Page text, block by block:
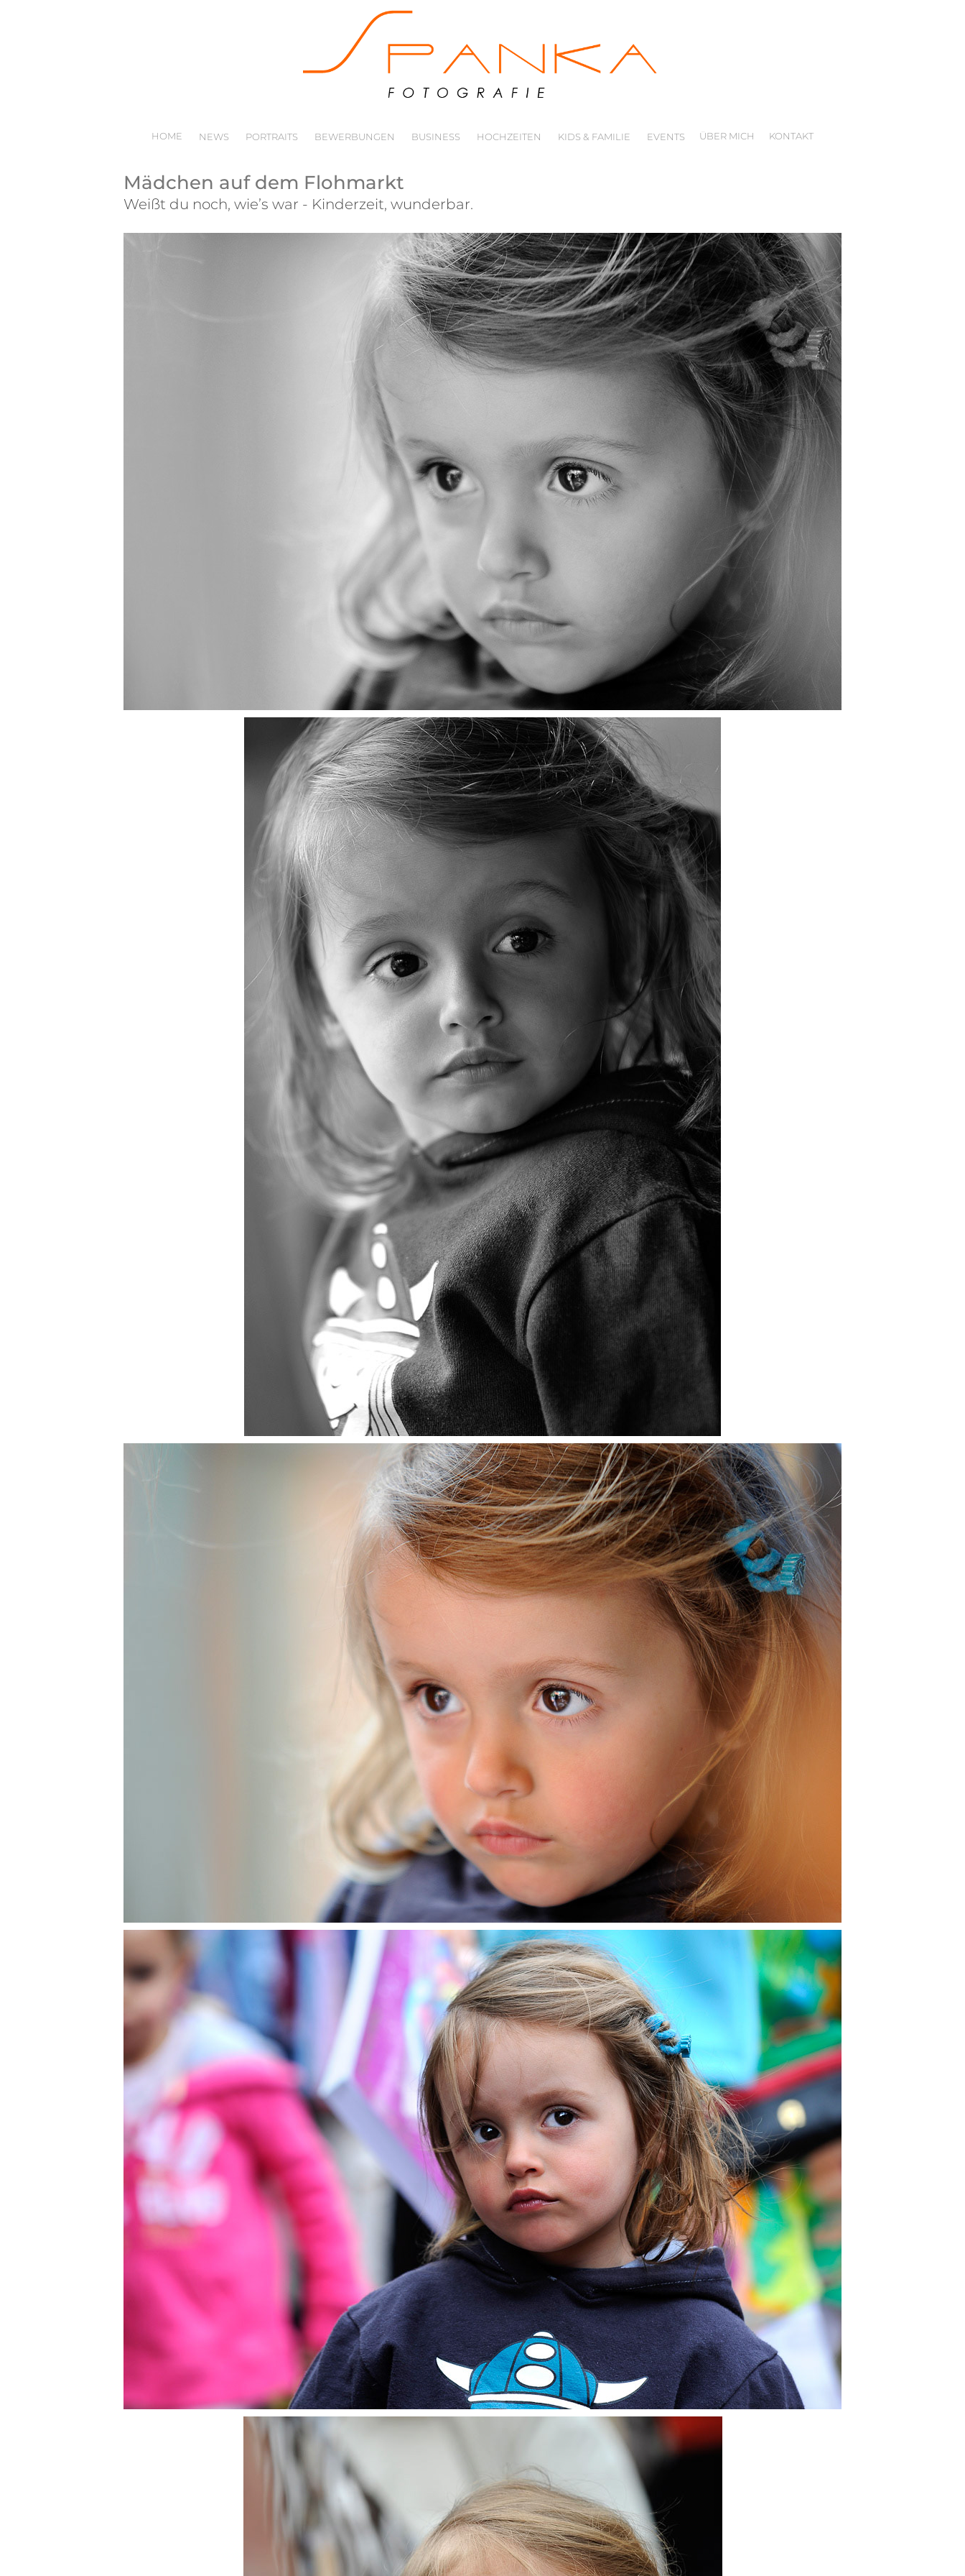
HOME NEWS PORTRAITS BEWERBUNGEN BUSINESS HOCHZEITEN KIDS & FAMILIE EVENTS ÜBER MICH KONTAKT
Mädchen auf dem Flohmarkt
Weißt du noch, wie’s war - Kinderzeit, wunderbar.